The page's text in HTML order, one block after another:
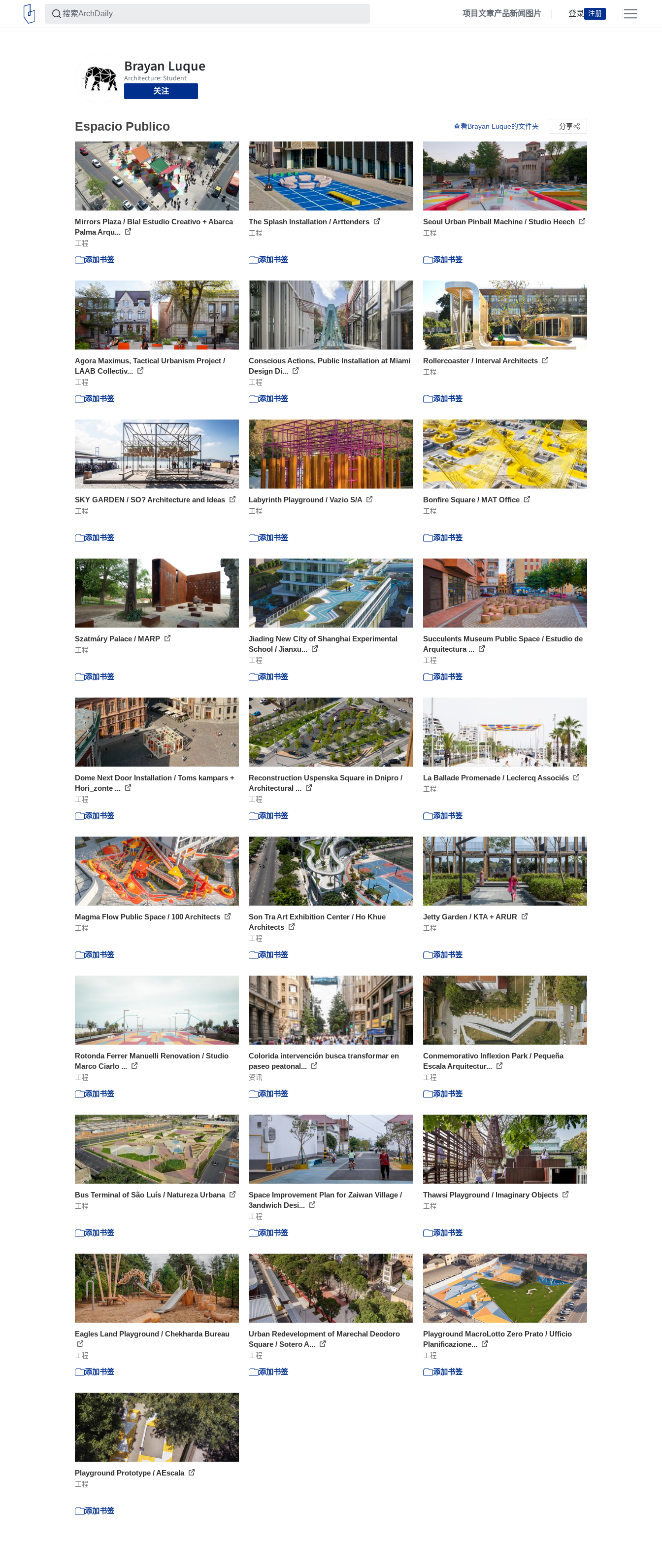
项目文章产品新闻 图片 登录 注册
关注
Espacio Publico 查看Brayan Luque的文件夹 分享
Mirrors Plaza / Bla! Estudio Creativo + Abarca
Palma Arqu...
工程
添加书签
The Splash Installation / Arttenders
工程
添加书签
Seoul Urban Pinball Machine / Studio Heech
工程
添加书签
Agora Maximus, Tactical Urbanism Project /
LAAB Collectiv...
工程
添加书签
Conscious Actions, Public Installation at Miami
Design Di...
工程
添加书签
Rollercoaster / Interval Architects
工程
添加书签
SKY GARDEN / SO? Architecture and Ideas
工程
添加书签
Labyrinth Playground / Vazio S/A
工程
添加书签
Bonfire Square / MAT Office
工程
添加书签
Szatmáry Palace / MARP
工程
添加书签
Jiading New City of Shanghai Experimental
School / Jianxu...
工程
添加书签
Succulents Museum Public Space / Estudio de
Arquitectura ...
工程
添加书签
Dome Next Door Installation / Toms kampars +
Hori_zonte ...
工程
添加书签
Reconstruction Uspenska Square in Dnipro /
Architectural ...
工程
添加书签
La Ballade Promenade / Leclercq Associés
工程
添加书签
Magma Flow Public Space / 100 Architects
工程
添加书签
Son Tra Art Exhibition Center / Ho Khue
Architects
工程
添加书签
Jetty Garden / KTA + ARUR
工程
添加书签
Rotonda Ferrer Manuelli Renovation / Studio
Marco Ciarlo ...
工程
添加书签
Colorida intervención busca transformar en
paseo peatonal...
资讯
添加书签
Conmemorativo Inflexion Park / Pequeña
Escala Arquitectur...
工程
添加书签
Bus Terminal of São Luís / Natureza Urbana
工程
添加书签
Space Improvement Plan for Zaiwan Village /
3andwich Desi...
工程
添加书签
Thawsi Playground / Imaginary Objects
工程
添加书签
Eagles Land Playground / Chekharda Bureau
工程
添加书签
Urban Redevelopment of Marechal Deodoro
Square / Sotero A...
工程
添加书签
Playground MacroLotto Zero Prato / Ufficio
Planificazione...
工程
添加书签
Playground Prototype / AEscala
工程
添加书签